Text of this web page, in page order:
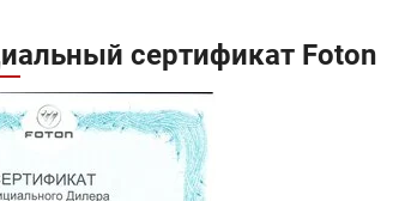
сертификат Foton